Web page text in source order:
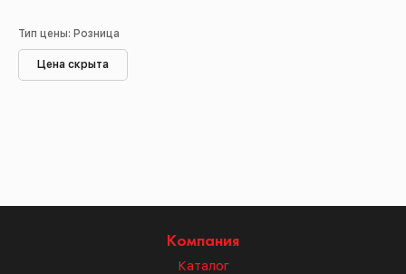
Тип цены: Розница
Цена скрыта
Компания
Каталог